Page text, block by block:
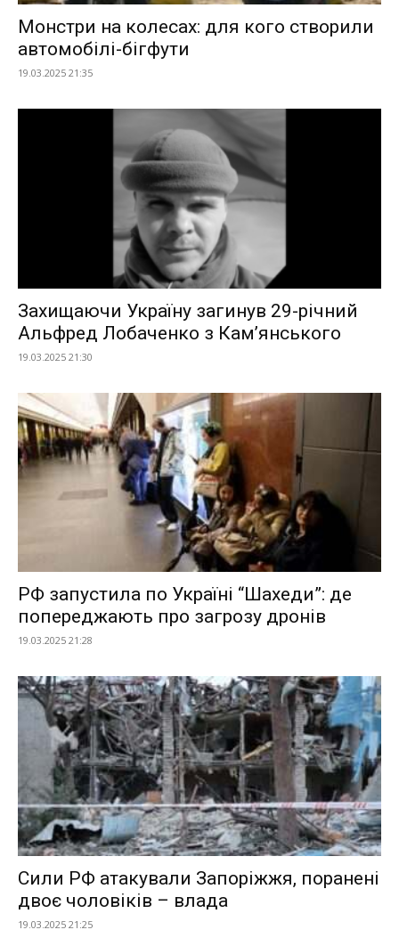
Монстри на колесах: для кого створили
автомобілі-бігфути
19.03.2025 21:35
Захищаючи Україну загинув 29-річний
Альфред Лобаченко з Камʼянського
19.03.2025 21:30
РФ запустила по Україні “Шахеди”: де
попереджають про загрозу дронів
19.03.2025 21:28
Сили РФ атакували Запоріжжя, поранені
двоє чоловіків – влада
19.03.2025 21:25